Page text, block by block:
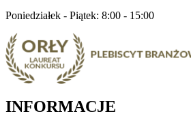
Poniedziałek - Piątek: 8:00 - 15:00
INFORMACJE